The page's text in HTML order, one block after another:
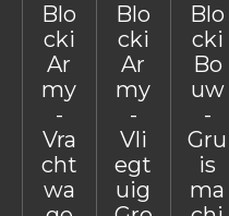
Blo
cki
Ar
my
-
Vra
cht
wa
Blo
cki
Ar
my
-
Vli
egt
uig
Blo
cki
Bo
uw
-
Gru
is
ma